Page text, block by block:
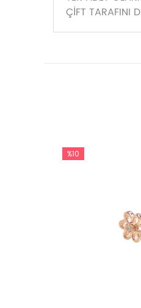
ÇİFT TARAFINI
%10